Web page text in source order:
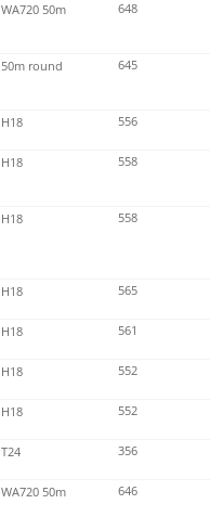
WA720 50m 648
50m round 645
H18 556
H18 558
H18 558
H18 565
H18 561
H18 552
H18 552
T24 356
WA720 50m 646